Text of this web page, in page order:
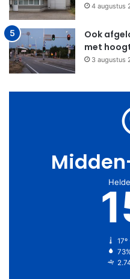
4 augustus
Ook
met
3 augustus
17º